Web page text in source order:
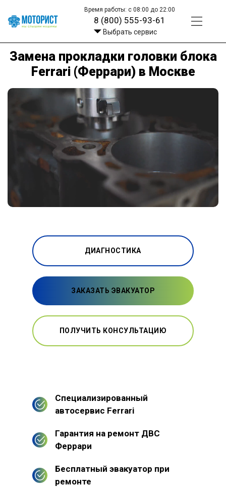
Время работы: с 08:00 до 22:00
8 (800) 555-93-61
Выбрать сервис
Замена прокладки головки блока
Ferrari (Феррари) в Москве
ДИАГНОСТИКА
ЗАКАЗАТЬ ЭВАКУАТОР
ПОЛУЧИТЬ КОНСУЛЬТАЦИЮ
Специализированный
автосервис Ferrari
Гарантия на ремонт ДВС
Феррари
Бесплатный эвакуатор при
ремонте